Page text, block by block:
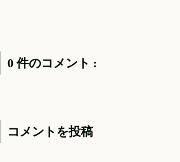
0 件のコメント :
コメントを投稿